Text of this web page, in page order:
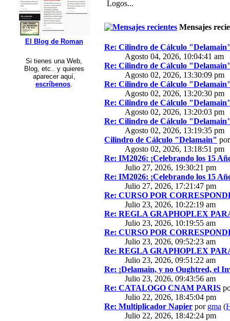
El Blog de Roman
Si tienes una Web,
Blog, etc.. y quieres
aparecer aquí,
escríbenos.
Mensajes
Re: Cilindro de Cálculo
Agosto 04, 2026, 10:04:41 am
Re: Cilindro de Cálculo
Agosto 02, 2026, 13:30:09 pm
Re: Cilindro de Cálculo
Agosto 02, 2026, 13:20:30 pm
Re: Cilindro de Cálculo
Agosto 02, 2026, 13:20:03 pm
Re: Cilindro de Cálculo
Agosto 02, 2026, 13:19:35 pm
Cilindro de Cálculo "Delamain"
Agosto 02, 2026, 13:18:51 pm
Re: IM2026: ¡Celebrando los 15
Julio 27, 2026, 19:30:21 pm
Re: IM2026: ¡Celebrando los 15
Julio 27, 2026, 17:21:47 pm
Re: CURSO POR
Julio 23, 2026, 10:22:19 am
Re: REGLA GRAPHOPLEX
Julio 23, 2026, 10:19:55 am
Re: CURSO POR
Julio 23, 2026, 09:52:23 am
Re: REGLA GRAPHOPLEX
Julio 23, 2026, 09:51:22 am
Re: ¡Delamain, y no Oughtred, el
Julio 23, 2026, 09:43:56 am
Re: CATALOGO CNAM PARIS
Julio 22, 2026, 18:45:04 pm
Re: Multiplicador Napier por gma (
Julio 22, 2026, 18:42:24 pm